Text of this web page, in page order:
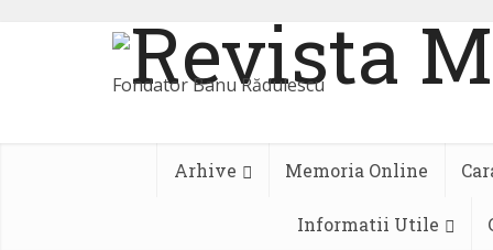
Arhive Memoria Online
Informatii Utile